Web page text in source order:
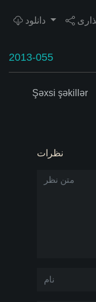
2013-055
Şəxsi şəkillər
نظرات